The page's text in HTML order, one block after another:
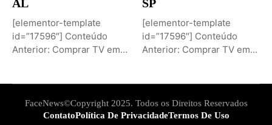
AL
[elementor-template
id=”17596″] Conteúdo
Anterior: Comprar TV em
SP
[elementor-template
id=”17596″] Conteúdo
Anterior: Comprar TV em
FaceNews©Copyright 2025. Todos os Direitos Reservados
ContatoPolítica De PrivacidadeTermos De Uso